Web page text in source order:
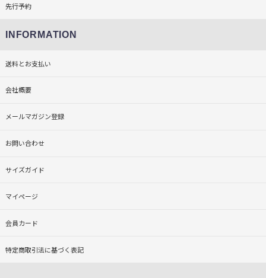
先行予約
INFORMATION
送料とお支払い
会社概要
メールマガジン登録
お問い合わせ
サイズガイド
マイページ
会員カード
特定商取引法に基づく表記